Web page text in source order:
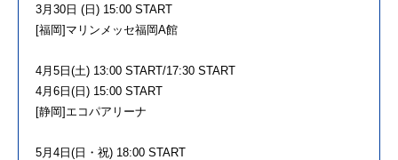
3月30日 (日) 15:00 START
[福岡]マリンメッセ福岡A館
4月5日(土) 13:00 START/17:30 START
4月6日(日) 15:00 START
[静岡]エコパアリーナ
5月4日(日・祝) 18:00 START